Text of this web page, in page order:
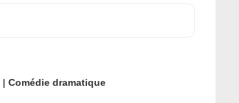
| Comédie dramatique